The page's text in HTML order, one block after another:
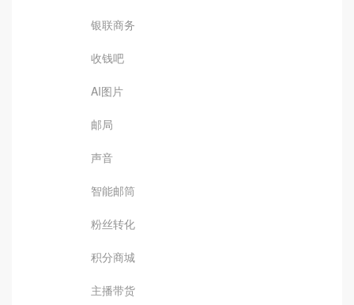
银联商务
收钱吧
AI图片
邮局
声音
智能邮筒
粉丝转化
积分商城
主播带货